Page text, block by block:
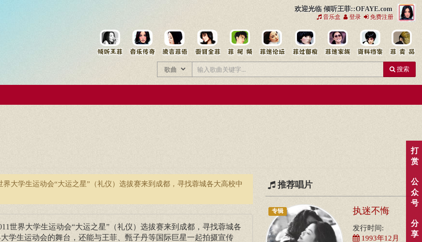
欢迎光临 倾听王菲::OFAYE.com
音乐盒 登录 免费注册
档案
搜索
大学生运动会“大运之星”（礼仪）选拔赛来到成都，寻找蓉城各大高校中
世界大学生运动会“大运之星”（礼仪）选拔赛来到成都，寻找蓉城各
学生运动会的舞台，还能与王菲、甄子丹等国际巨星一起拍摄宣传
推荐唱片
专辑 执迷不悔
发行时间:
1993年12月
打
赏
公
众
号
分
享